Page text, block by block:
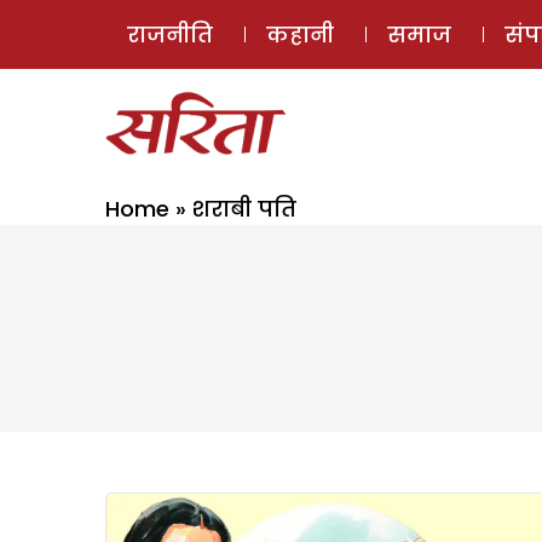
राजनीति कहानी समाज
Home » शराबी पति